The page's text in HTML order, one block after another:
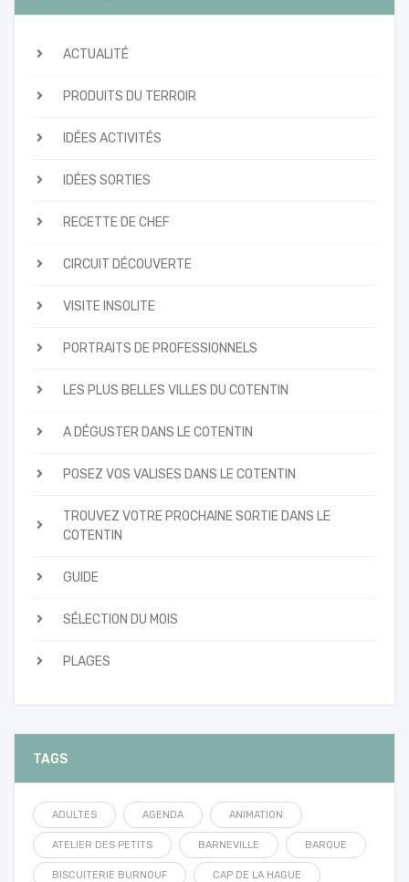
ACTUALITÉ
PRODUITS DU TERROIR
IDÉES ACTIVITÉS
IDÉES SORTIES
RECETTE DE CHEF
CIRCUIT DÉCOUVERTE
VISITE INSOLITE
PORTRAITS DE PROFESSIONNELS
LES PLUS BELLES VILLES DU COTENTIN
A DÉGUSTER DANS LE COTENTIN
POSEZ VOS VALISES DANS LE COTENTIN
TROUVEZ VOTRE PROCHAINE SORTIE DANS LE
COTENTIN
GUIDE
SÉLECTION DU MOIS
PLAGES
TAGS
ADULTES AGENDA ANIMATION
ATELIER DES PETITS BARNEVILLE BARQUE
BISCUITERIE BURNOUF CAP DE LA HAGUE